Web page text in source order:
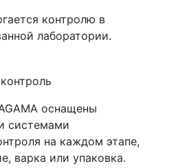
контролю в
лаборатории.
оснащены
системами
на каждом этапе,
варка или упаковка.